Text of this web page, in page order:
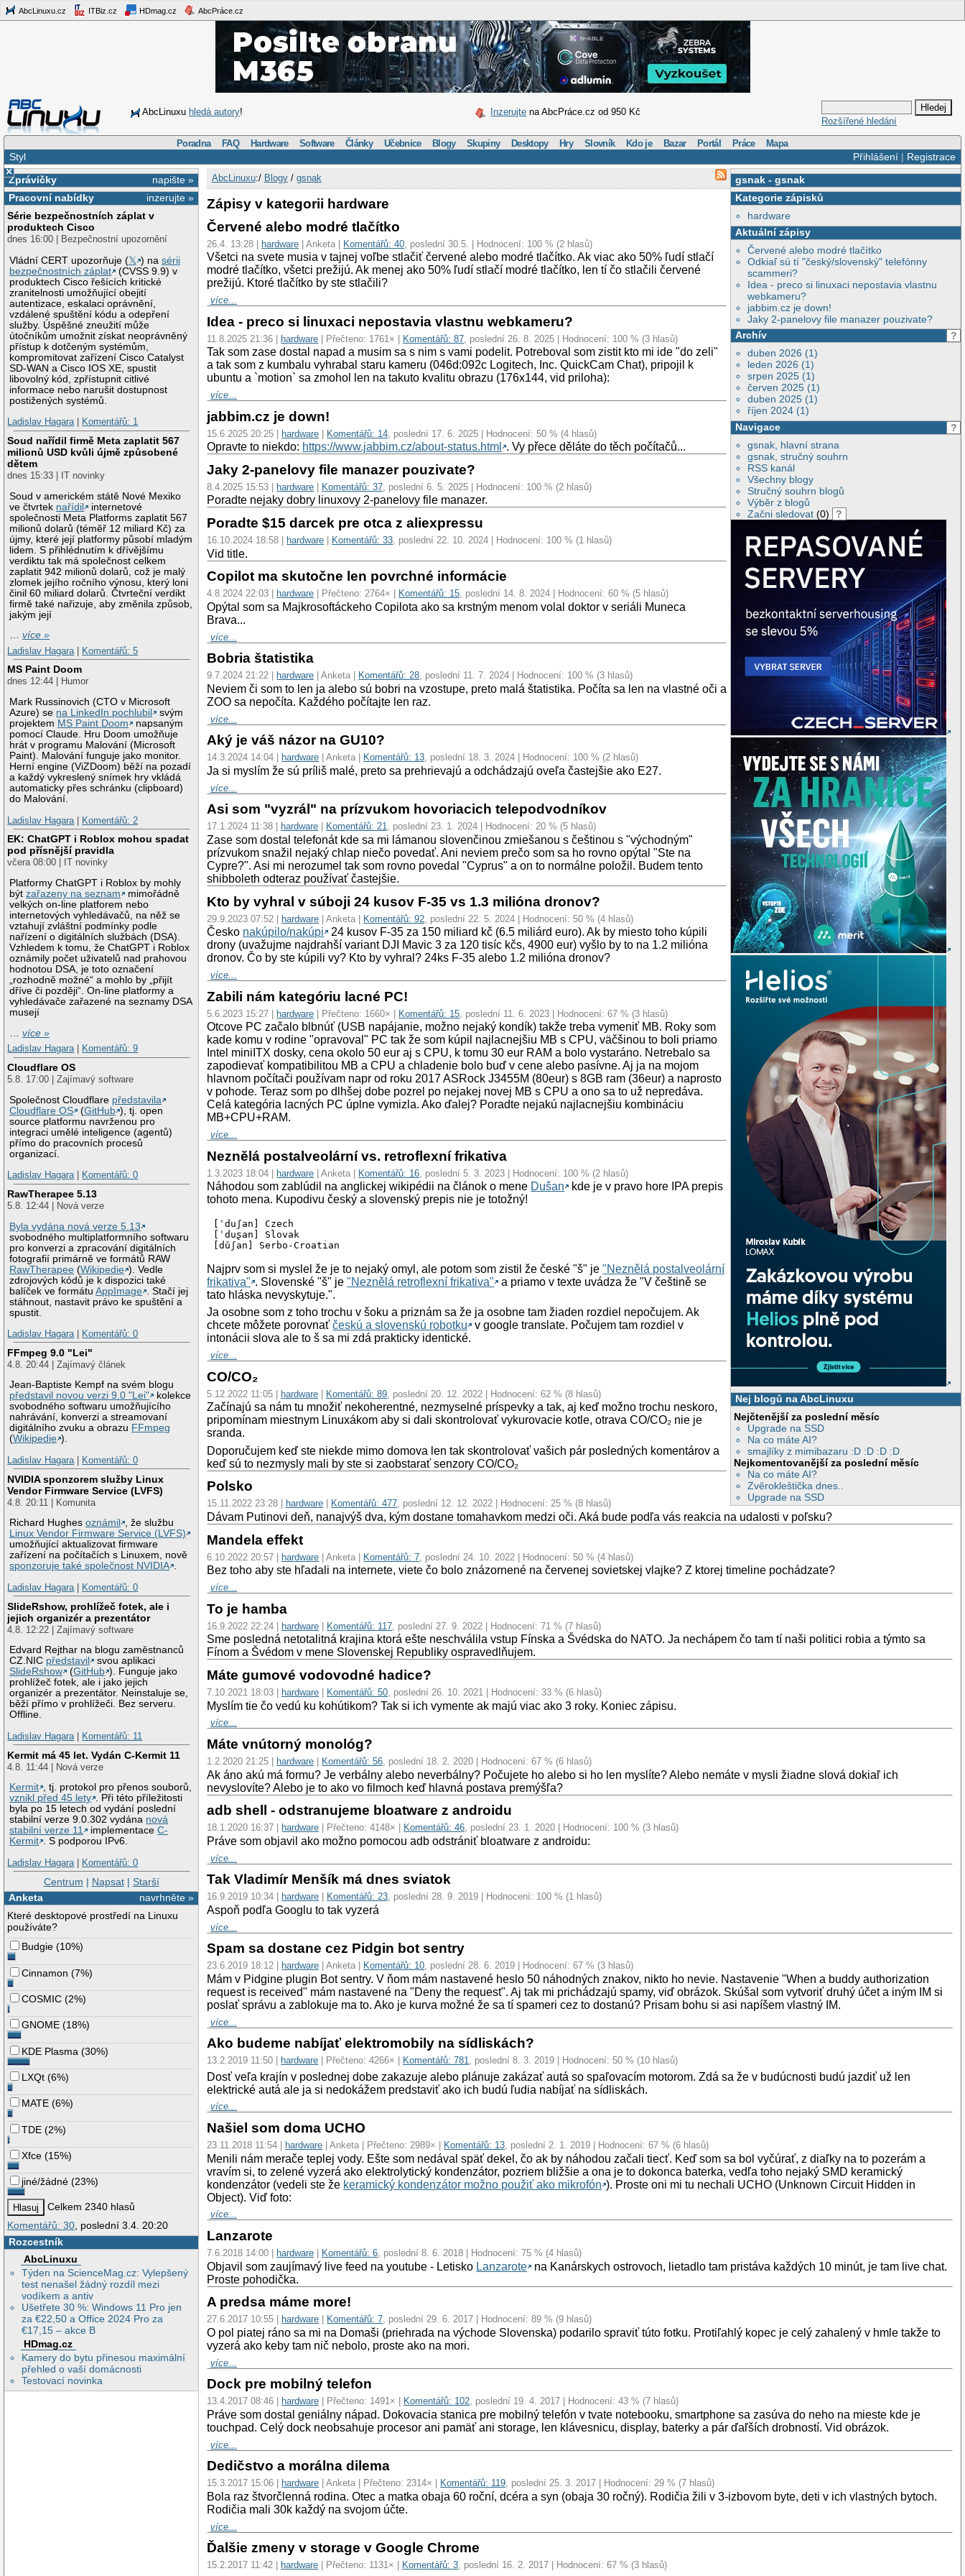
AbcLinuxu.cz ITBiz.cz HDmag.cz AbcPráce.cz
AbcLinuxu hledá autory! Inzerujte na AbcPráce.cz od 950 Kč
Rozšířené hledání
Poradna FAQ Hardware Software Články Učebnice Blogy Skupiny Desktopy Hry Slovník Kdo je Bazar Portál Práce Mapa
Přihlášení| Registrace
Styl
×
napište »
Zprávičky
inzerujte »
Pracovní nabídky
Série bezpečnostních záplat v
produktech Cisco
dnes 16:00 | Bezpečnostní upozornění
Vládní CERT upozorňuje (𝕏 ) nasérii
bezpečnostních záplat
(CVSS 9.9) v
produktech Cisco řešících kritické
zranitelnosti umožňující obejití
autentizace, eskalaci oprávnění,
vzdálené spuštění kódu a odepření
služby. Úspěšné zneužití může
útočníkům umožnit získat neoprávněný
přístup k dotčeným systémům,
kompromitovat zařízení Cisco Catalyst
SD-WAN a Cisco IOS XE, spustit
libovolný kód, zpřístupnit citlivé
informace nebo narušit dostupnost
postižených systémů.
Ladislav Hagara| Komentářů: 1
Soud nařídil firmě Meta zaplatit 567
milionů USD kvůli újmě způsobené
dětem
dnes 15:33 | IT novinky
Soud v americkém státě Nové Mexiko
ve čtvrtek nařídil
internetové
společnosti Meta Platforms zaplatit 567
milionů dolarů (téměř 12 miliard Kč) za
újmy, které její platformy působí mladým
lidem. S přihlédnutím k dřívějšímu
verdiktu tak má společnost celkem
zaplatit 942 milionů dolarů, což je malý
zlomek jejího ročního výnosu, který loni
činil 60 miliard dolarů. Čtvrteční verdikt
firmě také nařizuje, aby změnila způsob,
jakým její
…více »
Ladislav Hagara
Komentářů: 5
MS Paint Doom
dnes 12:44 | Humor
Mark Russinovich (CTO v Microsoft
Azure) se na LinkedIn pochlubil
svým
projektem MS Paint Doom
napsaným
pomocí Claude. Hru Doom umožňuje
hrát v programu Malování (Microsoft
Paint). Malování funguje jako monitor.
Herní engine (ViZDoom) běží na pozadí
a každý vykreslený snímek hry vkládá
automaticky přes schránku (clipboard)
do Malování.
Ladislav Hagara
Komentářů: 2
EK: ChatGPT i Roblox mohou spadat
pod přísnější pravidla
včera 08:00 | IT novinky
Platformy ChatGPT i Roblox by mohly
býtzařazeny na seznam
mimořádně
velkých on-line platforem nebo
internetových vyhledávačů, na něž se
vztahují zvláštní podmínky podle
nařízení o digitálních službách (DSA).
Vzhledem k tomu, že ChatGPT i Roblox
oznámily počet uživatelů nad prahovou
hodnotou DSA, je toto označení
„rozhodně možné“ a mohlo by „přijít
dříve či později“. On-line platformy a
vyhledávače zařazené na seznamy DSA
musejí
…více »
Ladislav Hagara| Komentářů: 9
Cloudflare OS
5.8. 17:00 | Zajímavý software
Společnost Cloudflare představila
Cloudflare OS
(GitHub ), tj. open
source platformu navrženou pro
integraci umělé inteligence (agentů)
přímo do pracovních procesů
organizací.
Ladislav Hagara| Komentářů: 0
RawTherapee 5.13
5.8. 12:44 | Nová verze
Byla vydána nová verze 5.13
svobodného multiplatformního softwaru
pro konverzi a zpracování digitálních
fotografií primárně ve formátů RAW
RawTherapee (Wikipedie ). Vedle
zdrojových kódů je k dispozici také
balíček ve formátuAppImage
. Stačí jej
stáhnout, nastavit právo ke spuštění a
spustit.
Ladislav Hagara| Komentářů: 0
FFmpeg 9.0 "Lei"
4.8. 20:44 | Zajímavý článek
Jean-Baptiste Kempf na svém blogu
představil novou verzi 9.0 "Lei"
kolekce
svobodného softwaru umožňujícího
nahrávání, konverzi a streamovaní
digitálního zvuku a obrazu FFmpeg
(Wikipedie ).
Ladislav Hagara| Komentářů: 0
NVIDIA sponzorem služby Linux
Vendor Firmware Service (LVFS)
4.8. 20:11 | Komunita
Richard Hughesoznámil
, že službu
Linux Vendor Firmware Service (LVFS)
umožňující aktualizovat firmware
zařízení na počítačích s Linuxem, nově
sponzoruje také společnost NVIDIA .
Ladislav Hagara| Komentářů: 0
SlideRshow, prohlížeč fotek, ale i
jejich organizér a prezentátor
4.8. 12:22 | Zajímavý software
Edvard Rejthar na blogu zaměstnanců
CZ.NIC představil
svou aplikaci
SlideRshow
(GitHub ). Funguje jako
prohlížeč fotek, ale i jako jejich
organizér a prezentátor. Neinstaluje se,
běží přímo v prohlížeči. Bez serveru.
Offline.
Ladislav Hagara| Komentářů: 11
Kermit má 45 let. Vydán C-Kermit 11
4.8. 11:44 | Nová verze
Kermit , tj. protokol pro přenos souborů,
vznikl před 45 lety . Při této příležitosti
byla po 15 letech od vydání poslední
stabilní verze 9.0.302 vydána nová
stabilní verze 11
implementaceC-
Kermit . S podporou IPv6.
Ladislav Hagara| Komentářů: 0
Centrum | Napsat| Starší
navrhněte »
Anketa
Které desktopové prostředí na Linuxu
používáte?
Budgie (10%)
Cinnamon (7%)
COSMIC (2%)
GNOME (18%)
KDE Plasma (30%)
LXQt (6%)
MATE (6%)
TDE (2%)
Xfce (15%)
jiné/žádné (23%)
Celkem 2340 hlasů
Komentářů: 30 , poslední 3.4. 20:20
Rozcestník
AbcLinuxu
Týden na ScienceMag.cz: Vylepšený
test nenašel žádný rozdíl mezi
vodíkem a antiv
Ušetřete 30 %: Windows 11 Pro jen
za €22,50 a Office 2024 Pro za
€17,15 – akce B
HDmag.cz
Kamery do bytu přinesou maximální
přehled o vaší domácnosti
Testovací novinka
gsnak- gsnak
Kategorie zápisků
hardware
Aktuální zápisy
Červené alebo modré tlačítko
Odkiaľ sú tí "český/slovenský" telefónny
scammeri?
Idea - preco si linuxaci nepostavia vlastnu
webkameru?
jabbim.cz je down!
Jaky 2-panelovy file manazer pouzivate?
?
Archív
duben 2026 (1)
leden 2026 (1)
srpen 2025 (1)
červen 2025 (1)
duben 2025 (1)
říjen 2024 (1)
?
Navigace
gsnak, hlavní strana
gsnak, stručný souhrn
RSS kanál
Všechny blogy
Stručný souhrn blogů
Výběr z blogů
Začni sledovat (0) ?
Nej blogů na AbcLinuxu
Nejčtenější za poslední měsíc
Upgrade na SSD
Na co máte AI?
smajlíky z mimibazaru :D :D :D :D
Nejkomentovanější za poslední měsíc
Na co máte AI?
Zvěrokleštička dnes..
Upgrade na SSD
AbcLinuxu:/ Blogy/ gsnak
Zápisy v kategorii hardware
Červené alebo modré tlačítko
26.4. 13:28 | hardware | Anketa | Komentářů: 40 , poslední 30.5. | Hodnocení: 100 % (2 hlasů)
Všetci na svete musia v tajnej voľbe stlačiť červené alebo modré tlačítko. Ak viac ako 50% ľudí stlačí
modré tlačítko, všetci prežijú. Ak menej ako 50% ľudí stlačí modré tlačítko, len tí čo stlačili červené
prežijú. Ktoré tlačítko by ste stlačili?
více...
Idea - preco si linuxaci nepostavia vlastnu webkameru?
11.8.2025 21:36 | hardware | Přečteno: 1761× | Komentářů: 87 , poslední 26. 8. 2025 | Hodnocení: 100 % (3 hlasů)
Tak som zase dostal napad a musim sa s nim s vami podelit. Potreboval som zistit kto mi ide "do zeli"
a tak som z kumbalu vyhrabal staru kameru (046d:092c Logitech, Inc. QuickCam Chat), pripojil k
ubuntu a `motion` sa zmohol len na takuto kvalitu obrazu (176x144, vid priloha):
více...
jabbim.cz je down!
15.6.2025 20:25 | hardware | Komentářů: 14 , poslední 17. 6. 2025 | Hodnocení: 50 % (4 hlasů)
Opravte to niekdo: https://www.jabbim.cz/about-status.html . Vy přece děláte do těch počítačů...
Jaky 2-panelovy file manazer pouzivate?
8.4.2025 15:53 | hardware Komentářů: 37 , poslední 6. 5. 2025 | Hodnocení: 100 % (2 hlasů)
Poradte nejaky dobry linuxovy 2-panelovy file manazer.
Poradte $15 darcek pre otca z aliexpressu
16.10.2024 18:58 | hardware Komentářů: 33, poslední 22. 10. 2024 | Hodnocení: 100 % (1 hlasů)
Vid title.
Copilot ma skutočne len povrchné informácie
4.8.2024 22:03 | hardware | Přečteno: 2764× | Komentářů: 15, poslední 14. 8. 2024 | Hodnocení: 60 % (5 hlasů)
Opýtal som sa Majkrosoftáckeho Copilota ako sa krstným menom volal doktor v seriáli Muneca
Brava...
více...
Bobria štatistika
9.7.2024 21:22 | hardware | Anketa | Komentářů: 28, poslední 11. 7. 2024 | Hodnocení: 100 % (3 hlasů)
Neviem či som to len ja alebo sú bobri na vzostupe, preto malá štatistika. Počíta sa len na vlastné oči a
ZOO sa nepočíta. Každého počítajte len raz.
více...
Aký je váš názor na GU10?
14.3.2024 14:04 | hardware | Anketa | Komentářů: 13, poslední 18. 3. 2024 | Hodnocení: 100 % (2 hlasů)
Ja si myslím že sú príliš malé, preto sa prehrievajú a odchádzajú oveľa častejšie ako E27.
více...
Asi som "vyzrál" na prízvukom hovoriacich telepodvodníkov
17.1.2024 11:38 | hardware Komentářů: 21, poslední 23. 1. 2024 | Hodnocení: 20 % (5 hlasů)
Zase som dostal telefonát kde sa mi lámanou slovenčinou zmiešanou s češtinou s "východným"
prízvukom snažil nejaký chlap niečo povedať. Ani neviem prečo som sa ho rovno opýtal "Ste na
Cypre?". Asi mi nerozumel tak som rovno povedal "Cyprus" a on to normálne položil. Budem tento
shibboleth odteraz používať častejšie.
Kto by vyhral v súboji 24 kusov F-35 vs 1.3 milióna dronov?
29.9.2023 07:52 | hardware | Anketa | Komentářů: 92 , poslední 22. 5. 2024 | Hodnocení: 50 % (4 hlasů)
Česko nakúpilo/nakúpi
24 kusov F-35 za 150 miliard kč (6.5 miliárd euro). Ak by miesto toho kúpili
drony (uvažujme najdrahší variant DJI Mavic 3 za 120 tisíc kčs, 4900 eur) vyšlo by to na 1.2 milióna
dronov. Čo by ste kúpili vy? Kto by vyhral? 24ks F-35 alebo 1.2 milióna dronov?
více...
Zabili nám kategóriu lacné PC!
5.6.2023 15:27 | hardware | Přečteno: 1660× | Komentářů: 15 , poslední 11. 6. 2023 | Hodnocení: 67 % (3 hlasů)
Otcove PC začalo blbnúť (USB napájanie, možno nejaký kondík) takže treba vymeniť MB. Roky som
kade komu v rodine "opravoval" PC tak že som kúpil najlacnejšiu MB s CPU, väčšinou to boli priamo
Intel miniITX dosky, cena okolo 50 eur aj s CPU, k tomu 30 eur RAM a bolo vystaráno. Netrebalo sa
zapodievať kompatibilitou MB a CPU a chladenie bolo buď v cene alebo pasívne. Aj ja na mojom
hlavnom počítači používam napr od roku 2017 ASRock J3455M (80eur) s 8GB ram (36eur) a naprosto
v pohode. Teraz som po dlhšej dobe pozrel po nejakej novej MB s CPU a ono sa to už nepredáva.
Celá kategória lacných PC úplne vymizla. Ako ďalej? Poradte nejakú najlacnejšiu kombináciu
MB+CPU+RAM.
více...
Neznělá postalveolární vs. retroflexní frikativa
1.3.2023 18:04 | hardware | Anketa | Komentářů: 16 , poslední 5. 3. 2023 | Hodnocení: 100 % (2 hlasů)
Náhodou som zablúdil na anglickej wikipédii na článok o mene Dušan
kde je v pravo hore IPA prepis
tohoto mena. Kupodivu český a slovenský prepis nie je totožný!
[ˈduʃan] Czech
[ˈduʂan] Slovak
[dǔʃan] Serbo-Croatian
Najprv som si myslel že je to nejaký omyl, ale potom som zistil že české "š" je"Neznělá postalveolární
frikativa" . Slovenské "š" je"Neznělá retroflexní frikativa"
a priamo v texte uvádza že "V češtině se
tato hláska nevyskytuje.".
Ja osobne som z toho trochu v šoku a priznám sa že ja osobne tam žiaden rozdiel nepočujem. Ak
chcete môžete porovnaťčeskú a slovenskú robotku
v google translate. Počujem tam rozdiel v
intonácii slova ale to š sa mi zdá prakticky identické.
více...
CO/CO₂
5.12.2022 11:05 | hardware Komentářů: 89 , poslední 20. 12. 2022 | Hodnocení: 62 % (8 hlasů)
Začínajú sa nám tu množiť nekoherentné, nezmyselné príspevky a tak, aj keď možno trochu neskoro,
pripomínam miestnym Linuxákom aby si dali skontrolovať vykurovacie kotle, otrava CO/CO₂ nie je
sranda.
Doporučujem keď ste niekde mimo domova len tak skontrolovať vašich pár posledných komentárov a
keď sú to nezmysly mali by ste si zaobstarať senzory CO/CO₂
Polsko
15.11.2022 23:28 | hardware Komentářů: 477, poslední 12. 12. 2022 | Hodnocení: 25 % (8 hlasů)
Dávam Putinovi deň, nanajvýš dva, kým dostane tomahavkom medzi oči. Aká bude podľa vás reakcia na udalosti v poľsku?
Mandela effekt
6.10.2022 20:57 | hardware | Anketa | Komentářů: 7 , poslední 24. 10. 2022 | Hodnocení: 50 % (4 hlasů)
Bez toho aby ste hľadali na internete, viete čo bolo znázornené na červenej sovietskej vlajke? Z ktorej timeline pochádzate?
více...
To je hamba
16.9.2022 22:24 | hardware | Komentářů: 117 , poslední 27. 9. 2022 | Hodnocení: 71 % (7 hlasů)
Sme posledná netotalitná krajina ktorá ešte neschválila vstup Fínska a Švédska do NATO. Ja nechápem čo tam tí naši politici robia a týmto sa
Fínom a Švédom v mene Slovenskej Republiky ospravedlňujem.
Máte gumové vodovodné hadice?
7.10.2021 18:03 | hardware Komentářů: 50 , poslední 26. 10. 2021 | Hodnocení: 33 % (6 hlasů)
Myslím tie čo vedú ku kohútikom? Tak si ich vymente ak majú viac ako 3 roky. Koniec zápisu.
více...
Máte vnútorný monológ?
1.2.2020 21:25 | hardware Komentářů: 56 , poslední 18. 2. 2020 | Hodnocení: 67 % (6 hlasů)
Ak áno akú má formu? Je verbálny alebo neverbálny? Počujete ho alebo si ho len myslíte? Alebo nemáte v mysli žiadne slová dokiaľ ich
nevyslovíte? Alebo je to ako vo filmoch keď hlavná postava premýšľa?
adb shell - odstranujeme bloatware z androidu
18.1.2020 16:37 | hardware | Přečteno: 4148× | Komentářů: 46, poslední 23. 1. 2020 | Hodnocení: 100 % (3 hlasů)
Práve som objavil ako možno pomocou adb odstrániť bloatware z androidu:
více...
Tak Vladimír Menšík má dnes sviatok
16.9.2019 10:34 | hardware Komentářů: 23, poslední 28. 9. 2019 | Hodnocení: 100 % (1 hlasů)
Aspoň podľa Googlu to tak vyzerá
více...
Spam sa dostane cez Pidgin bot sentry
23.6.2019 18:12 | hardware | Anketa | Komentářů: 10, poslední 28. 6. 2019 | Hodnocení: 67 % (3 hlasů)
Mám v Pidgine plugin Bot sentry. V ňom mám nastavené heslo 50 náhodných znakov, nikto ho nevie. Nastavenie "When a buddy authorization
request is received" mám nastavené na "Deny the request". Aj tak mi prichádzajú spamy, viď obrázok. Skúšal som vytvoriť druhý účet a iným IM si
poslať správu a zablokuje ma to. Ako je kurva možné že sa tí spameri cez to dostanú? Prisam bohu si asi napíšem vlastný IM.
více...
Ako budeme nabíjať elektromobily na sídliskách?
13.2.2019 11:50 | hardware | Přečteno: 4266× | Komentářů: 781, poslední 8. 3. 2019 | Hodnocení: 50 % (10 hlasů)
Dosť veľa krajín v poslednej dobe zakazuje alebo plánuje zakázať autá so spaľovacím motorom. Zdá sa že v budúcnosti budú jazdiť už len
elektrické autá ale ja si nedokážem predstaviť ako ich budú ľudia nabíjať na sídliskách.
více...
Našiel som doma UCHO
23.11.2018 11:54 | hardware | Anketa | Přečteno: 2989× | Komentářů: 13, poslední 2. 1. 2019 | Hodnocení: 67 % (6 hlasů)
Menili nám merače teplej vody. Ešte som nedával späť dekel, čo ak by náhodou začali tiecť. Keď som sa bol vyčúrať, z diaľky na to pozerám a
vravím si, to zelené vyzerá ako elektrolytický kondenzátor, pozriem bližšie a ona je to dokonca baterka, vedľa toho nejaký SMD keramický
kondenzátor (vedeli ste že keramický kondenzátor možno použiť ako mikrofón ). Proste oni mi tu nechali UCHO (Unknown Circuit Hidden in
Object). Viď foto:
více...
Lanzarote
7.6.2018 14:00 | hardware Komentářů: 6, poslední 8. 6. 2018 | Hodnocení: 75 % (4 hlasů)
Objavil som zaujímavý live feed na youtube - Letisko Lanzarote
na Kanárskych ostrovoch, lietadlo tam pristáva každých 10 minút, je tam live chat.
Proste pohodička.
A predsa máme more!
27.6.2017 10:55 | hardware Komentářů: 7, poslední 29. 6. 2017 | Hodnocení: 89 % (9 hlasů)
O pol piatej ráno sa mi na Domaši (priehrada na východe Slovenska) podarilo spraviť túto fotku. Protiľahlý kopec je celý zahalený v hmle takže to
vyzerá ako keby tam nič nebolo, proste ako na mori.
více...
Dock pre mobilný telefon
13.4.2017 08:46 | hardware | Přečteno: 1491× | Komentářů: 102, poslední 19. 4. 2017 | Hodnocení: 43 % (7 hlasů)
Práve som dostal geniálny nápad. Dokovacia stanica pre mobilný telefón v tvate notebooku, smartphone sa zasúva do neho na mieste kde je
touchpad. Celý dock neobsahuje procesor ani pamäť ani storage, len klávesnicu, display, baterky a pár ďaľších drobností. Vid obrázok.
více...
Dedičstvo a morálna dilema
15.3.2017 15:06 | hardware | Anketa | Přečteno: 2314× | Komentářů: 119, poslední 25. 3. 2017 | Hodnocení: 29 % (7 hlasů)
Bola raz štvorčlenná rodina. Otec a matka obaja 60 roční, dcéra a syn (obaja 30 ročný). Rodičia žili v 3-izbovom byte, deti v ich vlastných bytoch.
Rodičia mali 30k každý na svojom účte.
více...
Ďalšie zmeny v storage v Google Chrome
15.2.2017 11:42 | hardware | Přečteno: 1131× | Komentářů: 3, poslední 16. 2. 2017 | Hodnocení: 67 % (3 hlasů)